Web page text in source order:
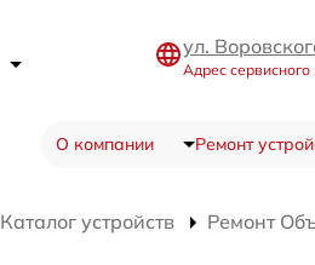
ул.
Адрес сервисного
О компании Ремонт
Каталог устройств Ремонт